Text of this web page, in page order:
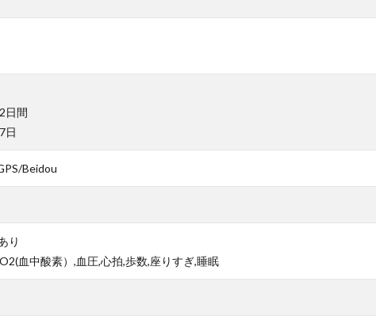
日間
日
Beidou
り
血中酸素）,血圧,心拍,歩数,座りすぎ,睡眠